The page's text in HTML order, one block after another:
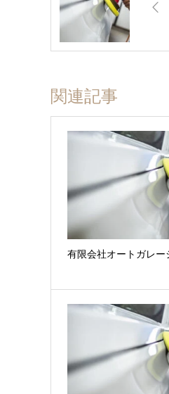
関連記事
有限会社オートガレー